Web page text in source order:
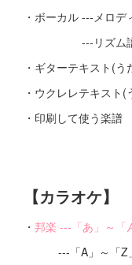
・ボーカル ---メロデ
---リズム
・ギターテキスト(
・ウクレレテキスト
・印刷して使う楽譜
【カラオケ】
・ 邦楽 ---「あ」～「
---「A」～「Z」